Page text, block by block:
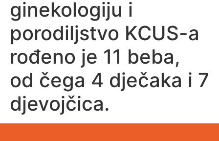
ginekologiju i
porodiljstvo KCUS-a
rođeno je 11 beba,
od čega 4 dječaka i 7
djevojčica.